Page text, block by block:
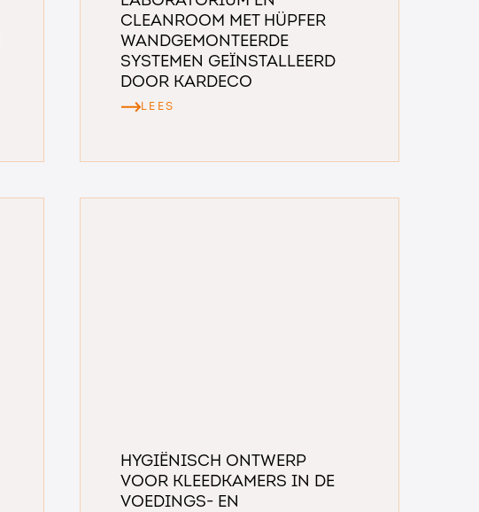
cleanroom met Hüpfer
wandgemonteerde
systemen geïnstalleerd
door Kardeco
LEES
Hygiënisch ontwerp
voor kleedkamers in de
voedings- en